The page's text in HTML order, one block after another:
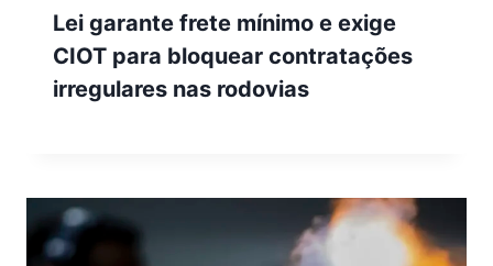
Lei garante frete mínimo e exige
CIOT para bloquear contratações
irregulares nas rodovias